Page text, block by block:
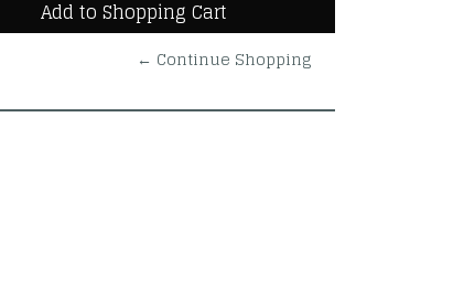
← Continue Shopping